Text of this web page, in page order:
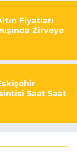
Fiyatları
Zirveye
Saat Saat